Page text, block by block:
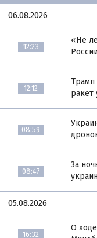
06.08.2026
12:23
«Не
12:12
Трамп
08:59
08:47
За
05.08.2026
16:32
О